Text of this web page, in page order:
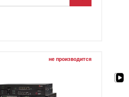
не производится